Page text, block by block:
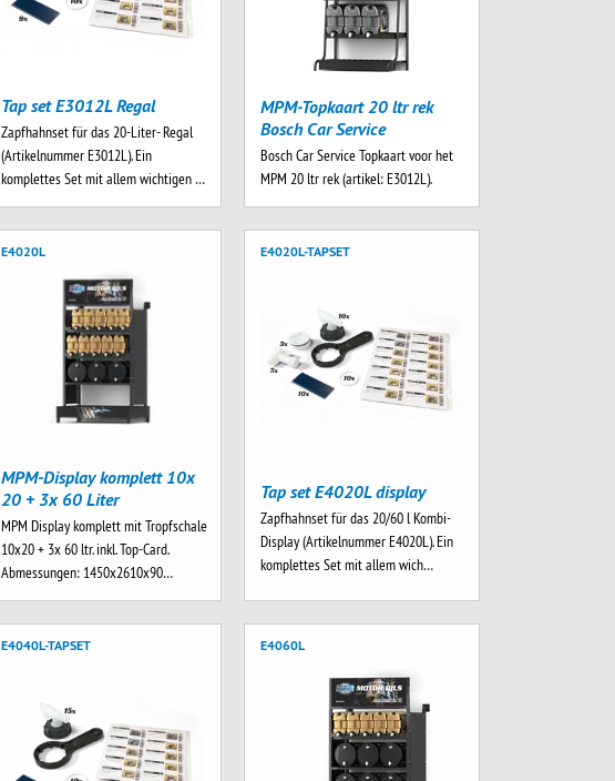
Tap set E3012L Regal
Zapfhahnset für das 20-Liter- Regal
(Artikelnummer E3012L). Ein
komplettes Set mit allem wichtigen …
MPM-Topkaart 20 ltr rek
Bosch Car Service
Bosch Car Service Topkaart voor het
MPM 20 ltr rek (artikel: E3012L).
E4020L
MPM-Display komplett 10x
20 + 3x 60 Liter
MPM Display komplett mit Tropfschale
10x20 + 3x 60 ltr. inkl. Top-Card.
Abmessungen: 1450x2610x90…
E4020L-TAPSET
Tap set E4020L display
Zapfhahnset für das 20/60 l Kombi-
Display (Artikelnummer E4020L). Ein
komplettes Set mit allem wich…
E4040L-TAPSET E4060L